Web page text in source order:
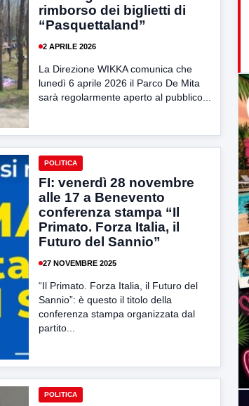
rimborso dei biglietti di
“Pasquettaland”
2 APRILE 2026
La Direzione WIKKA comunica che
lunedì 6 aprile 2026 il Parco De Mita
sarà regolarmente aperto al pubblico...
POLITICA
FI: venerdì 28 novembre
alle 17 a Benevento
conferenza stampa “Il
Primato. Forza Italia, il
Futuro del Sannio”
27 NOVEMBRE 2025
“Il Primato. Forza Italia, il Futuro del
Sannio”: è questo il titolo della
conferenza stampa organizzata dal
partito...
POLITICA